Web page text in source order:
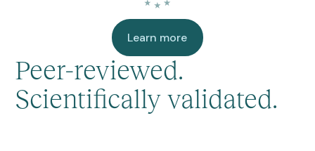
Learn more
Learn more
Peer-reviewed.
Scientifically validated.